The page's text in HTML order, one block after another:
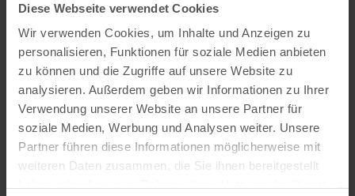
Diese Webseite verwendet Cookies
Wir verwenden Cookies, um Inhalte und Anzeigen zu
personalisieren, Funktionen für soziale Medien anbieten
zu können und die Zugriffe auf unsere Website zu
analysieren. Außerdem geben wir Informationen zu Ihrer
Verwendung unserer Website an unsere Partner für
soziale Medien, Werbung und Analysen weiter. Unsere
Partner führen diese Informationen möglicherweise mit
weiteren Daten zusammen, die Sie ihnen bereitgestellt